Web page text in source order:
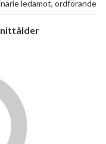
ledamot, ordförande